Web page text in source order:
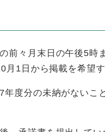
前々月末日の午後5
1日から掲載を希望
度分の未納がないこ